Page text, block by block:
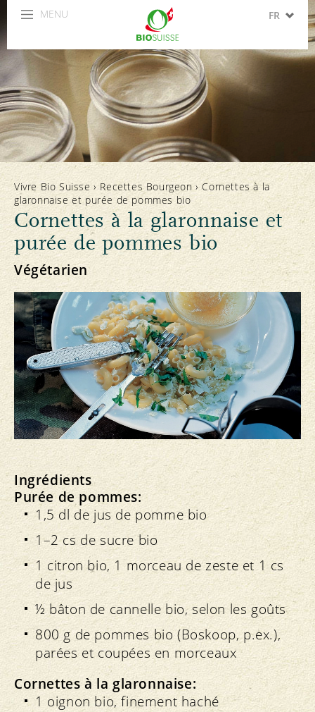
MENU FR
ES
Vivre Bio Suisse › Recettes Bourgeon›Cornettes à la
glaronnaise et purée de pommes bio
Cornettes à la glaronnaise et
purée de pommes bio
Végétarien
Ingrédients
Purée de pommes:
1,5 dl de jus de pomme bio
1–2 cs de sucre bio
1 citron bio, 1 morceau de zeste et 1 cs
de jus
½ bâton de cannelle bio, selon les goûts
800 g de pommes bio (Boskoop, p.ex.),
parées et coupées en morceaux
Cornettes à la glaronnaise:
1 oignon bio, finement haché